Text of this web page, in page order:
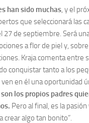
han sido muchas, y el
que seleccionará las
27 de septiembre. Será
a flor de piel y,
Kraja comenta entre
conquistar tanto a los
en él una oportunidad
son los propios padres
Pero al final, es la
crear algo tan bonito”.